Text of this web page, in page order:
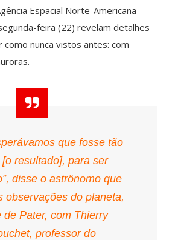
Espacial Norte-Americana
feira (22) revelam detalhes
como nunca vistos antes: com
que fosse tão
resultado], para ser
disse o astrônomo que
observações do planeta,
de Pater, com Thierry
professor do